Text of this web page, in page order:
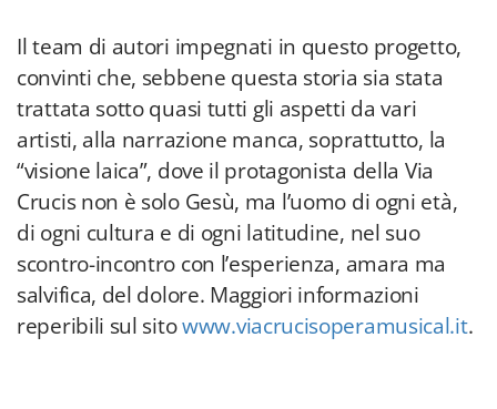
Il team di autori impegnati in questo progetto,
convinti che, sebbene questa storia sia stata
trattata sotto quasi tutti gli aspetti da vari
artisti, alla narrazione manca, soprattutto, la
“visione laica”, dove il protagonista della Via
Crucis non è solo Gesù, ma l’uomo di ogni età,
di ogni cultura e di ogni latitudine, nel suo
scontro-incontro con l’esperienza, amara ma
salvifica, del dolore. Maggiori informazioni
reperibili sul sitowww.viacrucisoperamusical.it.